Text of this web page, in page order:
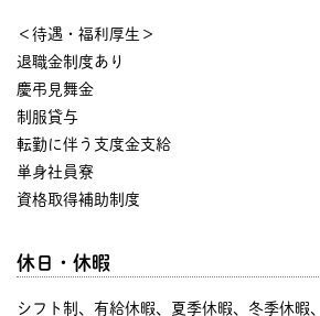
＜待遇・福利厚生＞
退職金制度あり
慶弔見舞金
制服貸与
転勤に伴う支度金支給
単身社員寮
資格取得補助制度
休日・休暇
シフト制、有給休暇、夏季休暇、冬季休暇